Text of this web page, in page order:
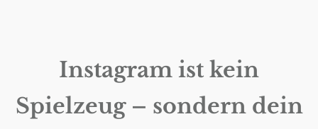
Instagram ist kein
Spielzeug – sondern dein